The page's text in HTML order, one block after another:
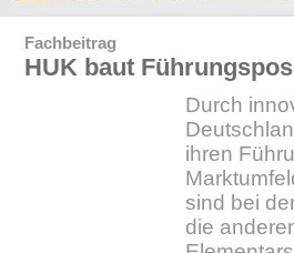
Fachbeitrag
HUK baut
Durch
ihren
sind bei
die